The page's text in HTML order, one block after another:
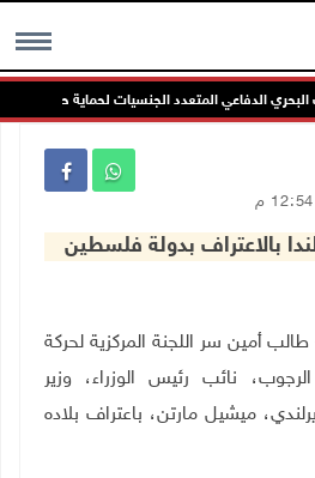
MENU
الدفاعي المتعدد الجنسيات لحماية حرية الملاحة
بالاعتراف بدولة فلسطين
6-9-2023 وفا- طالب أمين سر اللجنة المركزية لحركة
نائب رئيس الوزراء، وزير
ميشيل مارتن، باعتراف بلاده